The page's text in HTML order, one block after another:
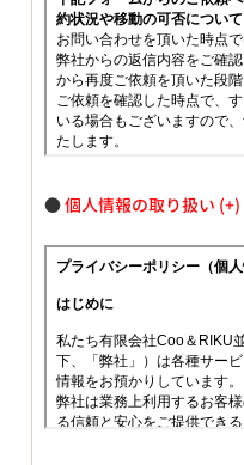
●個人情報の取り扱い